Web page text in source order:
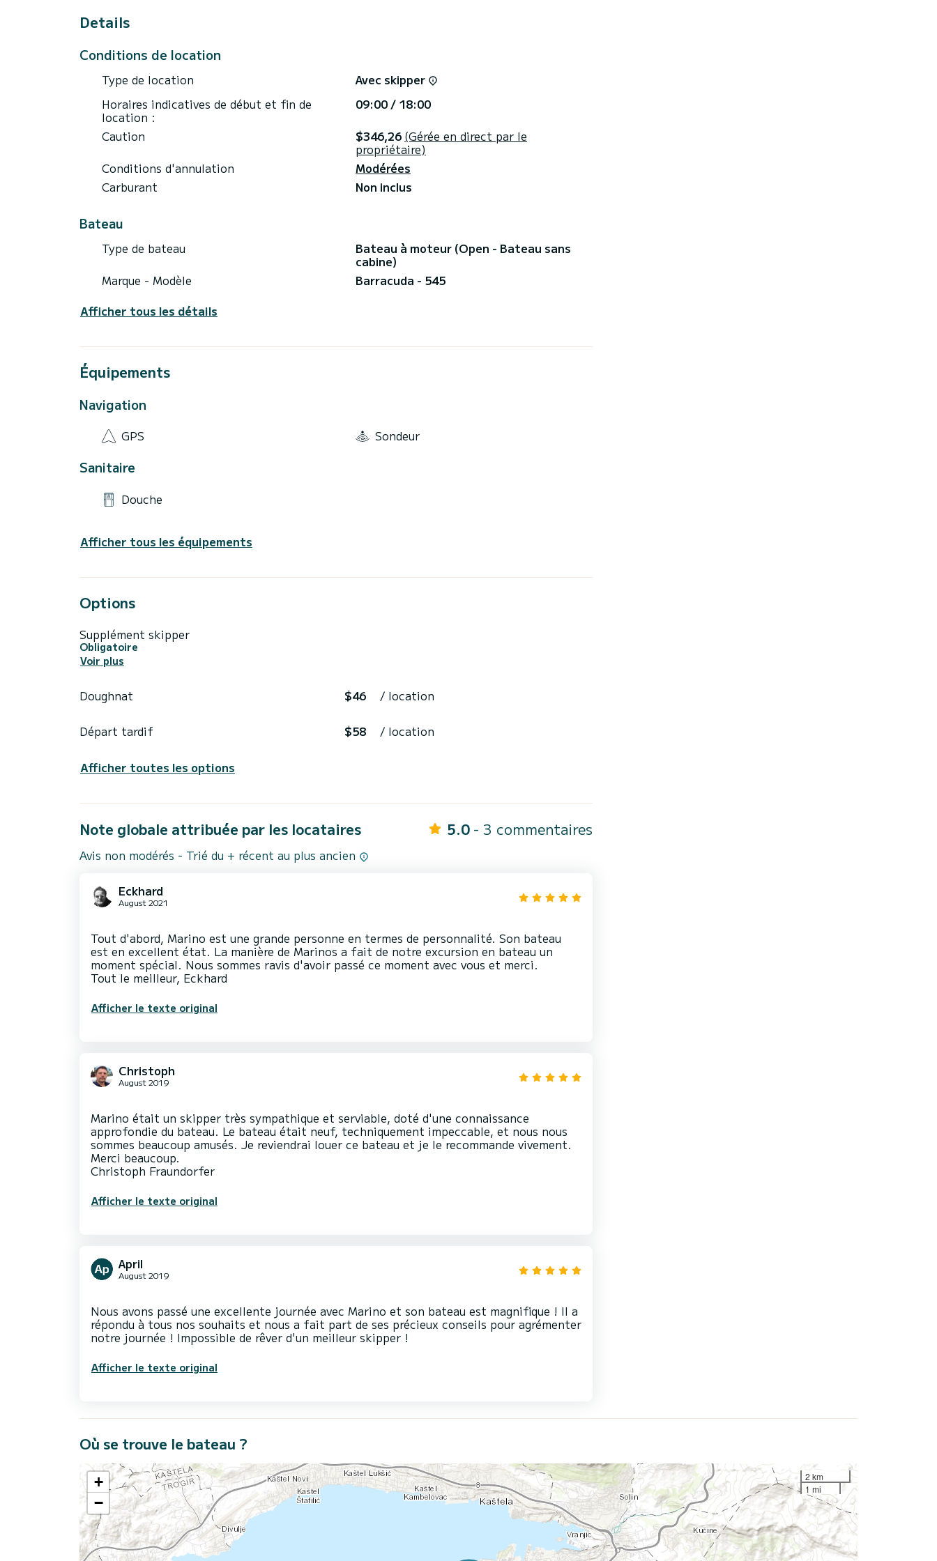
***Frais supplémentaires:
Skipper - 80 euros / jour
Travail de remorquage - 25 euros / jour (minimum 3 personnes à bord / sécurité)
Heures supplémentaires de location quotidienne: 15 euros/heure (max 2 heures)
Vous apprécierez notre bateau autant que nous ! Pour la meilleure offre, des réductions
Details
Conditions de location
Type de location
Avec skipper
Horaires indicatives de début et fin de
location :
09:00 / 18:00
Caution
$346,26 (Gérée en direct par le
propriétaire)
Conditions d'annulation
Modérées
Carburant
Non inclus
Bateau
Type de bateau Bateau à moteur (Open - Bateau sans
cabine)
Marque - Modèle
Barracuda - 545
Afficher tous les détails
Équipements
Navigation
GPS Sondeur
Sanitaire
Douche
Afficher tous les équipements
Options
Supplément skipper
Obligatoire
Voir plus
Doughnat $46 / location
Départ tardif $58 / location
Afficher toutes les options
Note globale attribuée par les locataires 5.0 - 3 commentaires
Avis non modérés - Trié du + récent au plus ancien
Eckhard
August 2021
Tout d'abord, Marino est une grande personne en termes de personnalité. Son bateau
est en excellent état. La manière de Marinos a fait de notre excursion en bateau un
moment spécial. Nous sommes ravis d'avoir passé ce moment avec vous et merci.
Afficher le texte original
Christoph
August 2019
Marino était un skipper très sympathique et serviable, doté d'une connaissance
approfondie du bateau. Le bateau était neuf, techniquement impeccable, et nous nous
sommes beaucoup amusés. Je reviendrai louer ce bateau et je le recommande vivement.
Merci beaucoup.
Afficher le texte original
April
August 2019
Nous avons passé une excellente journée avec Marino et son bateau est magnifique ! Il a
répondu à tous nos souhaits et nous a fait part de ses précieux conseils pour agrémenter
Afficher le texte original
Où se trouve le bateau ?
+
−
2 km
1 mi